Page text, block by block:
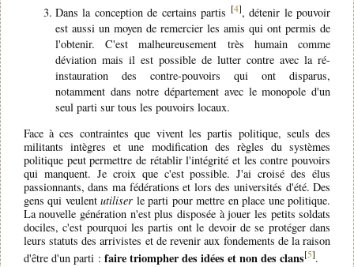
Dans la conception de certains partis [4], détenir le pouvoir
est aussi un moyen de remercier les amis qui ont permis de
l'obtenir. C'est malheureusement très humain comme
déviation mais il est possible de lutter contre avec la ré-
instauration des contre-pouvoirs qui ont disparus,
notamment dans notre département avec le monopole d'un
seul parti sur tous les pouvoirs locaux.
Face à ces contraintes que vivent les partis politique, seuls des
militants intègres et une modification des règles du systèmes
politique peut permettre de rétablir l'intégrité et les contre pouvoirs
qui manquent. Je croix que c'est possible. J'ai croisé des élus
passionnants, dans ma fédérations et lors des universités d'été. Des
gens qui veulentutiliser le parti pour mettre en place une politique.
La nouvelle génération n'est plus disposée à jouer les petits soldats
dociles, c'est pourquoi les partis ont le devoir de se protéger dans
leurs statuts des arrivistes et de revenir aux fondements de la raison
d'être d'un parti : faire triompher des idées et non des clans[5].